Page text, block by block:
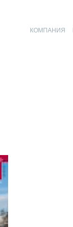
КОМПАНИЯ